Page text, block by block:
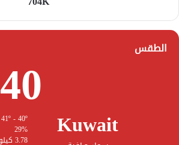
الطقس
Kuwait
40
29%
3.78 كيلومتر/ساعة